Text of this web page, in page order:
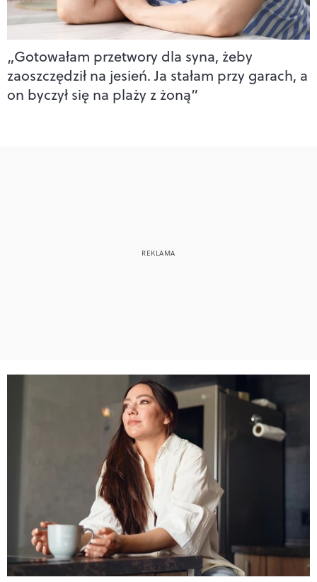
„Gotowałam przetwory dla syna, żeby
zaoszczędził na jesień. Ja stałam przy garach, a
on byczył się na plaży z żoną”